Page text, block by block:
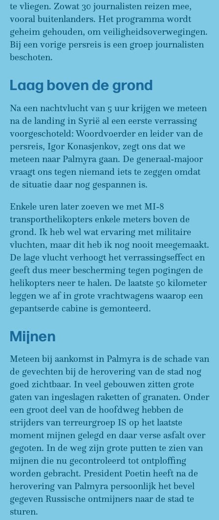
te vliegen. Zowat 30 journalisten reizen mee,
vooral buitenlanders. Het programma wordt
geheim gehouden, om veiligheidsoverwegingen.
Bij een vorige persreis is een groep journalisten
beschoten.
Laag boven de grond
Na een nachtvlucht van 5 uur krijgen we meteen
na de landing in Syrië al een eerste verrassing
voorgeschoteld: Woordvoerder en leider van de
persreis, Igor Konasjenkov, zegt ons dat we
meteen naar Palmyra gaan. De generaal-majoor
vraagt ons tegen niemand iets te zeggen omdat
de situatie daar nog gespannen is.
Enkele uren later zoeven we met MI-8
transporthelikopters enkele meters boven de
grond. Ik heb wel wat ervaring met militaire
vluchten, maar dit heb ik nog nooit meegemaakt.
De lage vlucht verhoogt het verrassingseffect en
geeft dus meer bescherming tegen pogingen de
helikopters neer te halen. De laatste 50 kilometer
leggen we af in grote vrachtwagens waarop een
gepantserde cabine is gemonteerd.
Mijnen
Meteen bij aankomst in Palmyra is de schade van
de gevechten bij de herovering van de stad nog
goed zichtbaar. In veel gebouwen zitten grote
gaten van ingeslagen raketten of granaten. Onder
een groot deel van de hoofdweg hebben de
strijders van terreurgroep IS op het laatste
moment mijnen gelegd en daar verse asfalt over
gegoten. In de weg zijn grote putten te zien van
mijnen die nu gecontroleerd tot ontploffing
worden gebracht. President Poetin heeft na de
herovering van Palmyra persoonlijk het bevel
gegeven Russische ontmijners naar de stad te
sturen.